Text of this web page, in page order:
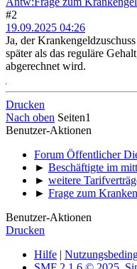
#2
19.09.2025 04:26
Ja, der
später als das reguläre
abgerechnet wird.
Drucken
Nach oben Seiten1
Benutzer-Aktionen
Forum Öffentlicher
► Beschäftigte im
► weitere
► Frage zum
Benutzer-Aktionen
Drucken
Hilfe |